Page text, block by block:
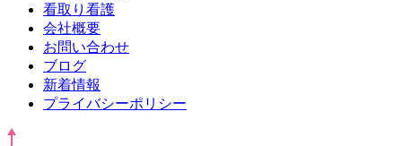
看取り看護
会社概要
お問い合わせ
ブログ
新着情報
プライバシーポリシー